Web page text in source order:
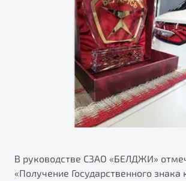
В наличии
Запись на сервис
Калькулятор ТО
Клиентская поддержка
В руководстве СЗАО «БЕЛДЖИ»
«Получение Государственного знака